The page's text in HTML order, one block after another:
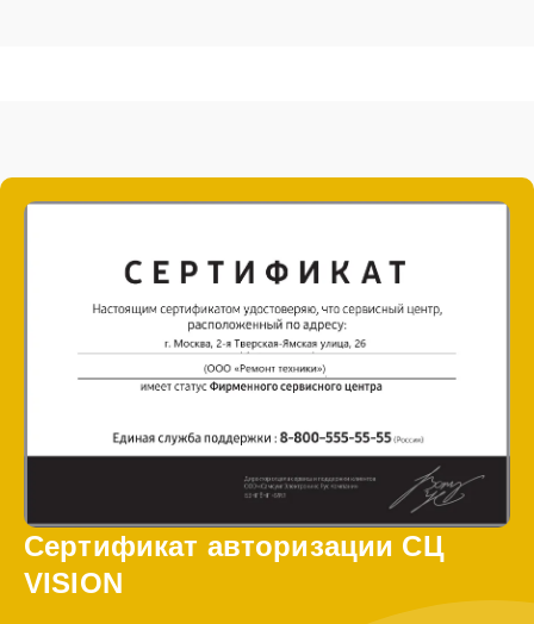
Сертификат авторизации СЦ
VISION